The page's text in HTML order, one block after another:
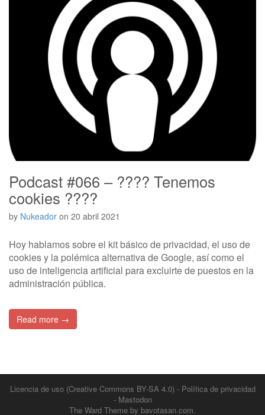
Podcast #066 – ???? Tenemos
cookies ????
by Nukeador on 20 abril 2021
Hoy hablamos sobre el kit básico de privacidad, el uso de
cookies y la polémica alternativa de Google, así como el
uso de inteligencia artificial para excluirte de puestos en la
administración pública.
Read more →
Licencia de uso (Creative Commons BY-SA 4.0)- Política de privacidad
- Mastodon
The Ward Theme by bavotasan.com.